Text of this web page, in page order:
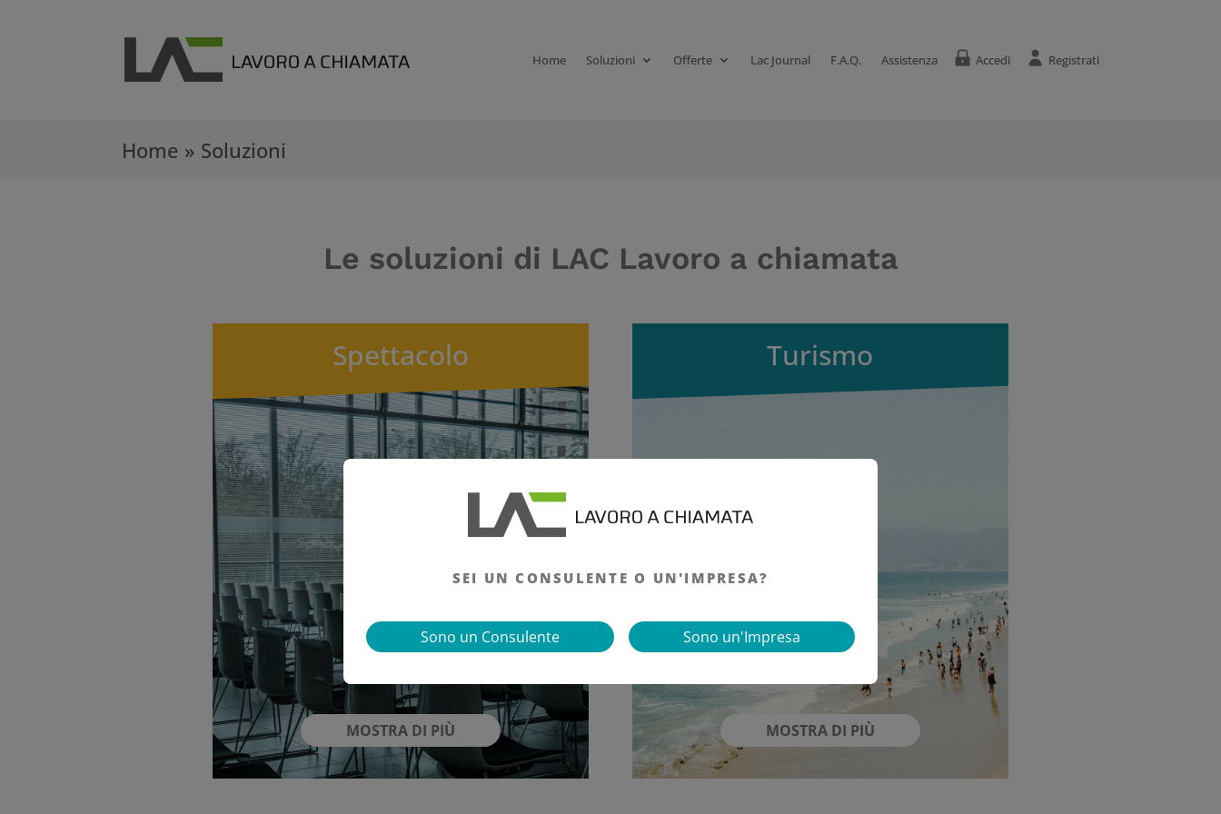
Home Soluzioni Offerte Lac Journal F.A.Q. Assistenza Accedi Registrati
Home » Soluzioni
Le soluzioni di LAC Lavoro a chiamata
Spettacolo Turismo
SEI UN CONSULENTE O UN'IMPRESA?
Sono un Consulente Sono un'Impresa